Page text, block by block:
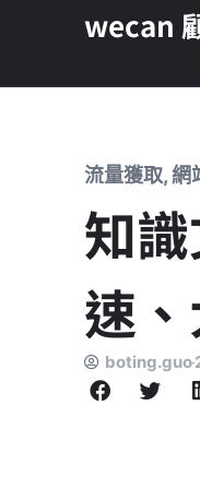
wecan
流量獲取,網
知
速
boting.guo